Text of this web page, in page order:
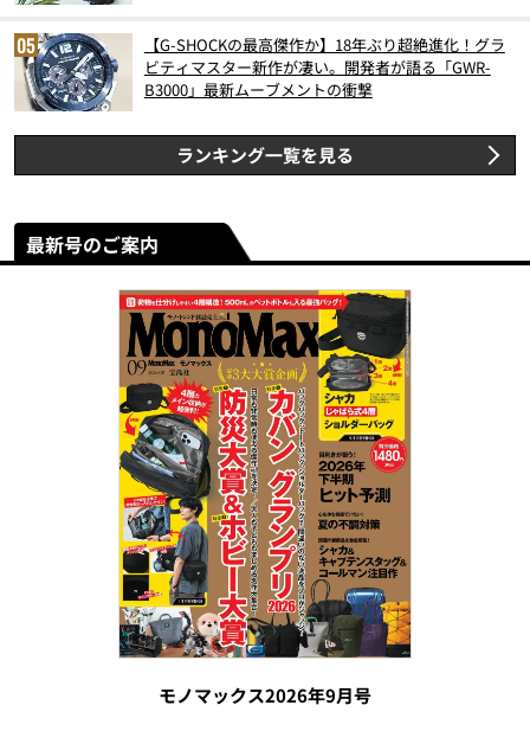
【G-SHOCKの最高傑作か】18年ぶり超絶進化！グラ
ビティマスター新作が凄い。開発者が語る「GWR-
B3000」最新ムーブメントの衝撃
ランキング一覧を見る
最新号のご案内
モノマックス2026年9月号